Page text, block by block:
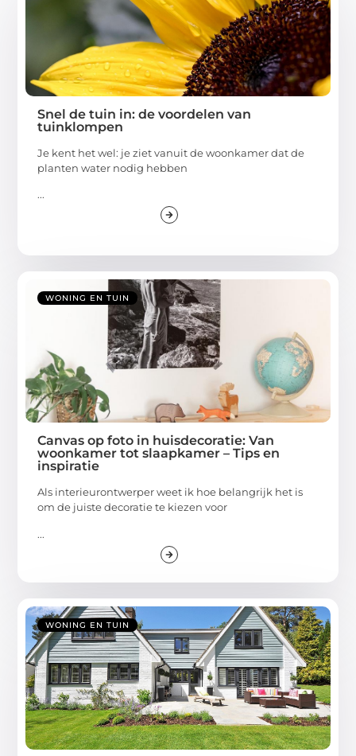
Snel de tuin in: de voordelen van
tuinklompen
Je kent het wel: je ziet vanuit de woonkamer dat de
planten water nodig hebben
...
WONING EN TUIN
Canvas op foto in huisdecoratie: Van
woonkamer tot slaapkamer – Tips en
inspiratie
Als interieurontwerper weet ik hoe belangrijk het is
om de juiste decoratie te kiezen voor
...
WONING EN TUIN